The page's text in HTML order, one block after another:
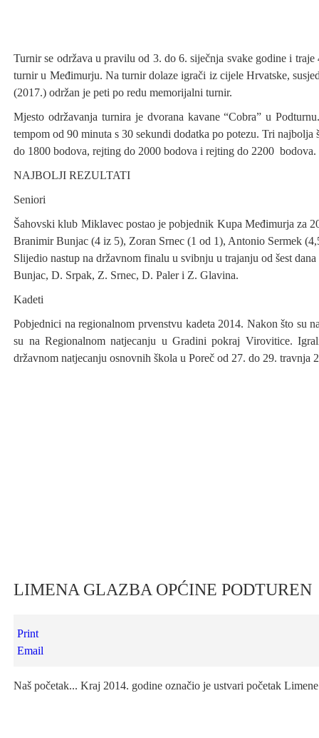
Turnir se održava u pravilu od 3. do 6. siječnja svake godine i
turnir u Međimurju. Na turnir dolaze igrači iz cijele Hrvatske,
(2017.) održan je peti po redu memorijalni turnir.
Mjesto održavanja turnira je dvorana kavane “Cobra” u
tempom od 90 minuta s 30 sekundi dodatka po potezu. Tri
do 1800 bodova, rejting do 2000 bodova i rejting do 2200
NAJBOLJI REZULTATI
Seniori
Šahovski klub Miklavec postao je pobjednik Kupa Međimurja za
Branimir Bunjac (4 iz 5), Zoran Srnec (1 od 1), Antonio Sermek
Slijedio nastup na državnom finalu u svibnju u trajanju od šest
Bunjac, D. Srpak, Z. Srnec, D. Paler i Z. Glavina.
Kadeti
Pobjednici na regionalnom prvenstvu kadeta 2014. Nakon što su
su na Regionalnom natjecanju u Gradini pokraj Virovitice.
državnom natjecanju osnovnih škola u Poreč od 27. do 29. travnja
LIMENA GLAZBA OPĆINE PODTUREN
Print
Email
Naš početak... Kraj 2014. godine označio je ustvari početak